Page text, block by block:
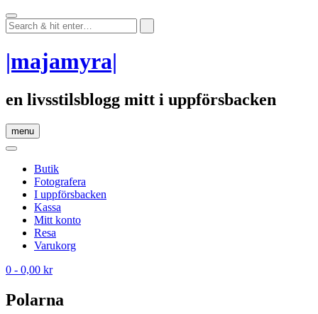
Skip
to
content
|majamyra|
en livsstilsblogg mitt i uppförsbacken
menu
Butik
Fotografera
I uppförsbacken
Kassa
Mitt konto
Resa
Varukorg
0 - 0,00 kr
Polarna